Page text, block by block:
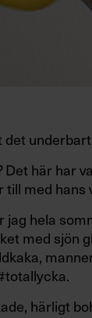
det
här har
med hans
jag hela
med sjön
härligt